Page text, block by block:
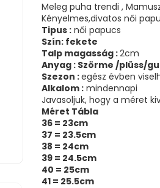
Meleg puha trendi ,
Kényelmes,divatos női
Tipus : női papucs
Szín: fekete
Talp magasság :2cm
Anyag : Szörme /plüss/
Szezon :egész évben
Alkalom : mindennapi
Javasoljuk, hogy a méret
Méret Tábla
36 = 23cm
37 = 23.5cm
38 = 24cm
39 = 24.5cm
40 = 25cm
41 = 25.5cm